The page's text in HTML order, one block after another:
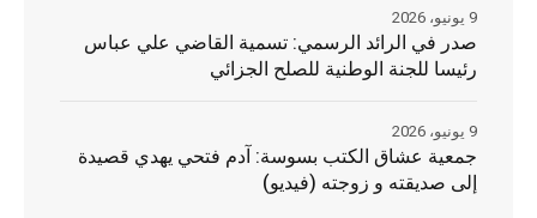
صدر في الرائد الرسمي: تسمية القاضي علي عباس
رئيسا للجنة الوطنية للصلح الجزائي
9 يونيو، 2026
جمعية عشاق الكتب بسوسة: آدم فتحي يهدي قصيدة
إلى صديقته و زوجته (فيديو)
9 يونيو، 2026